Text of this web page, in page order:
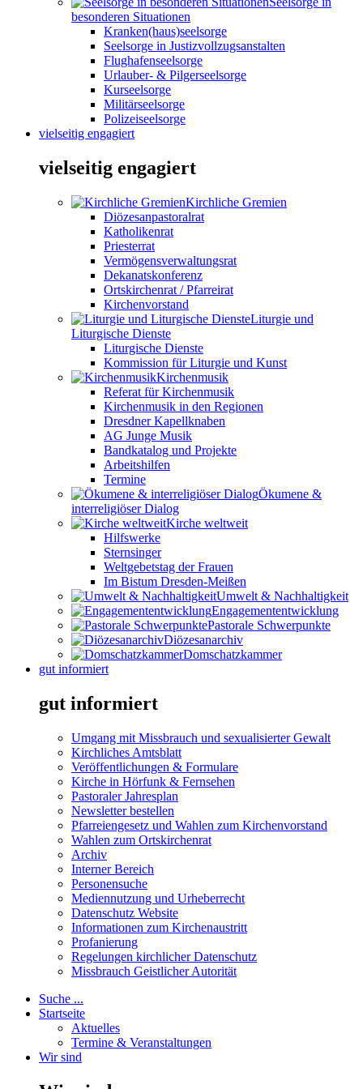
besonderen Situationen
Kranken(haus)seelsorge
Seelsorge in Justizvollzugsanstalten
Flughafenseelsorge
Urlauber- & Pilgerseelsorge
Kurseelsorge
Militärseelsorge
Polizeiseelsorge
vielseitig engagiert
vielseitig engagiert
Kirchliche Gremien
Diözesanpastoralrat
Katholikenrat
Priesterrat
Vermögensverwaltungsrat
Dekanatskonferenz
Ortskirchenrat / Pfarreirat
Kirchenvorstand
Liturgie und
Liturgische Dienste
Liturgische Dienste
Kommission für Liturgie und Kunst
Kirchenmusik
Referat für Kirchenmusik
Kirchenmusik in den Regionen
Dresdner Kapellknaben
AG Junge Musik
Bandkatalog und Projekte
Arbeitshilfen
Termine
Ökumene &
interreligiöser Dialog
Kirche weltweit
Hilfswerke
Sternsinger
Weltgebetstag der Frauen
Im Bistum Dresden-Meißen
Umwelt & Nachhaltigkeit
Engagemententwicklung
Pastorale Schwerpunkte
Diözesanarchiv
Domschatzkammer
gut informiert
gut informiert
Umgang mit Missbrauch und sexualisierter Gewalt
Kirchliches Amtsblatt
Veröffentlichungen & Formulare
Kirche in Hörfunk & Fernsehen
Pastoraler Jahresplan
Newsletter bestellen
Pfarreiengesetz und Wahlen zum Kirchenvorstand
Wahlen zum Ortskirchenrat
Archiv
Interner Bereich
Personensuche
Mediennutzung und Urheberrecht
Datenschutz Website
Informationen zum Kirchenaustritt
Profanierung
Regelungen kirchlicher Datenschutz
Missbrauch Geistlicher Autorität
Suche ...
Startseite
Aktuelles
Termine & Veranstaltungen
Wir sind